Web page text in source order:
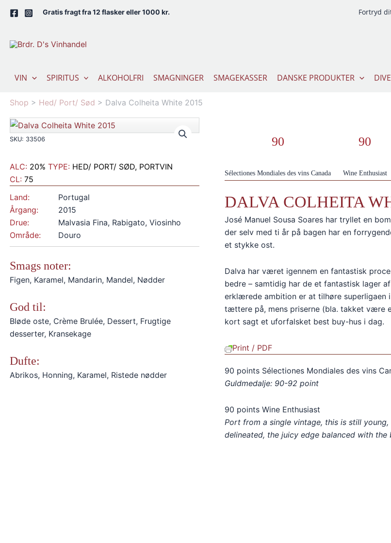
Gratis fragt fra 12 flasker eller 1000 kr. Fortryd
VIN SPIRITUS ALKOHOLFRI SMAGNINGER SMAGEKASSER DANSKE PRODUKTER
Shop > Hed/ Port/ Sød > Dalva Colheita White 2015
SKU: 33506
ALC: 20% TYPE: HED/ PORT/ SØD, PORTVIN
CL: 75
Land:
Portugal
Årgang:
2015
Drue:
Malvasia Fina, Rabigato, Viosinho
Område:
Douro
Smags noter:
Figen, Karamel, Mandarin, Mandel, Nødder
God til:
Bløde oste, Crème Brulée, Dessert, Frugtige
desserter, Kransekage
Dufte:
Abrikos, Honning, Karamel, Ristede nødder
90
Sélectiones Mondiales des vins Canada
90
Wine Enthusiast
DALVA COLHEITA
José Manuel Sousa Soares har tryllet en
der selv med ti år på bagen har en
et stykke ost.
Dalva har været igennem en fantastisk
bedre – samtidig har de et fantastisk lager
erklærede ambition er at tilhøre
tættere på, mens priserne (bla. takket være
kort sagt et uforfalsket best buy-hus i dag.
Print / PDF
90 points Sélectiones Mondiales des vins
Guldmedalje: 90-92 point
90 points Wine Enthusiast
Port from a single vintage, this is still
delineated, the juicy edge balanced with